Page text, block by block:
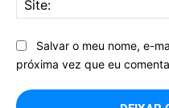
Salvar o meu nome, e-
próxima vez que eu